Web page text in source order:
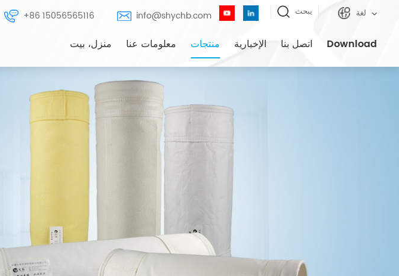
+86 15056565116 info@shychb.com يبحث لغة
منزل، بيت معلومات عنا منتجات الإخبارية اتصل بنا Download